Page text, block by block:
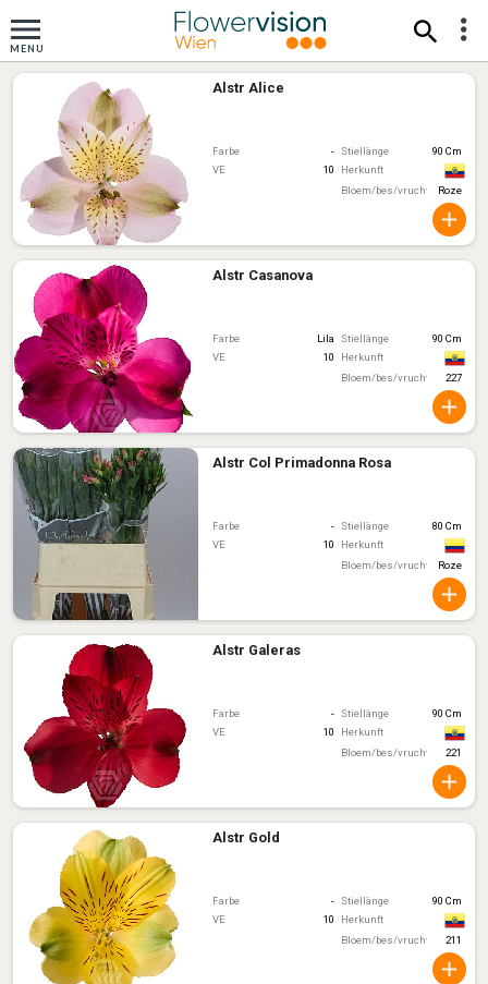
Alstr Alice
Farbe - Stiellänge
90 Cm
VE
10
Herkunft
Bloem/bes/vruchtkleur
Roze
Alstr Casanova
Farbe Lila Stiellänge
90 Cm
VE
10
Herkunft
Bloem/bes/vruchtkleur227
Alstr Col Primadonna Rosa
Farbe - Stiellänge
80 Cm
VE
10
Herkunft
Bloem/bes/vruchtkleur
Roze
Alstr Galeras
Farbe - Stiellänge
90 Cm
VE
10
Herkunft
Bloem/bes/vruchtkleur221
Alstr Gold
Farbe - Stiellänge
90 Cm
VE
10
Herkunft
Bloem/bes/vruchtkleur211